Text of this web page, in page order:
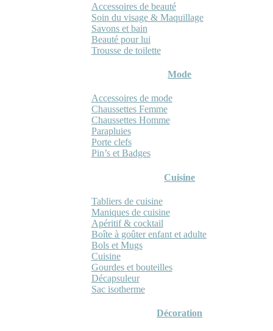
Accessoires de beauté
Soin du visage & Maquillage
Savons et bain
Beauté pour lui
Trousse de toilette
Mode
Accessoires de mode
Chaussettes Femme
Chaussettes Homme
Parapluies
Porte clefs
Pin’s et Badges
Cuisine
Tabliers de cuisine
Maniques de cuisine
Apéritif & cocktail
Boîte à goûter enfant et adulte
Bols et Mugs
Cuisine
Gourdes et bouteilles
Décapsuleur
Sac isotherme
Décoration